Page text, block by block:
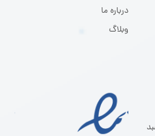
درباره ما
وبلاگ